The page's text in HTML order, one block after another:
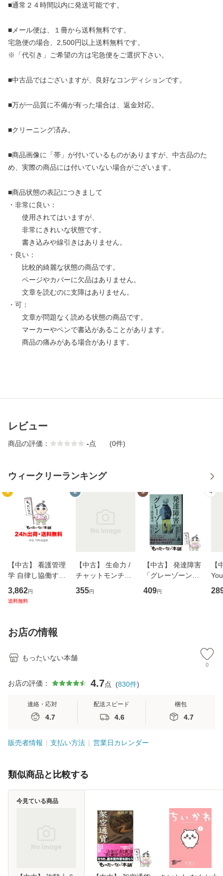
■通常２４時間以内に発送可能です。
■メール便は、１冊から送料無料です。
宅急便の場合、2,500円以上送料無料です。
※「代引き」ご希望の方は宅急便をご選択下さい。
■中古品ではございますが、良好なコンディションです。
■万が一品質に不備が有った場合は、返金対応。
■クリーニング済み。
■商品画像に「帯」が付いているものがありますが、中古品のた
め、実際の商品には付いていない場合がございます。
■商品状態の表記につきまして
・非常に良い：
使用されてはいますが、
非常にきれいな状態です。
書き込みや線引きはありません。
・良い：
比較的綺麗な状態の商品です。
ページやカバーに欠品はありません。
文章を読むのに支障はありません。
・可：
文章が問題なく読める状態の商品です。
マーカーやペンで書込があることがあります。
商品の痛みがある場合があります。
レビュー
商品の評価： -点 (0件)
ウィークリーランキング
1
【中古】 看護管理
学 自律し協働する
専門職の看護マネ
ジメントスキル 改
恵 藤本幸三 / 南江
堂 [単行
3,862円
送料無料
2
【中古】 生命力 /
チャットモンチー /
キューンレコード
[CD]【メール便送
355円
3
【中古】 発達障害
「グレーゾーン」
その正しい理解と
克服法 (SB新書 57
409円
4
【
のが
お店の情報
もったいない本舗
0
お店の評価： 4.7点 (830件)
連絡・応対
4.7
配送スピード
4.6
梱包
4.7
販売者情報 支払い方法 営業日カレンダー
類似商品と比較する
今見ている商品